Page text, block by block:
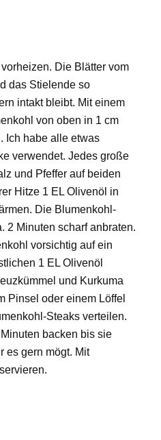
Die Blätter vom
das Stielende so
intakt bleibt. Mit einem
von oben in 1 cm
Ich habe alle etwas
verwendet. Jedes große
und Pfeffer auf beiden
Hitze 1 EL Olivenöl in
Die Blumenkohl-
2 Minuten scharf anbraten.
vorsichtig auf ein
1 EL Olivenöl
und Kurkuma
Pinsel oder einem Löffel
Steaks verteilen.
backen bis sie
es gern mögt. Mit